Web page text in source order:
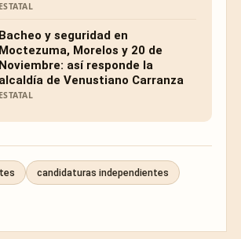
ESTATAL
Bacheo y seguridad en
Moctezuma, Morelos y 20 de
Noviembre: así responde la
alcaldía de Venustiano Carranza
ESTATAL
candidaturas independientes